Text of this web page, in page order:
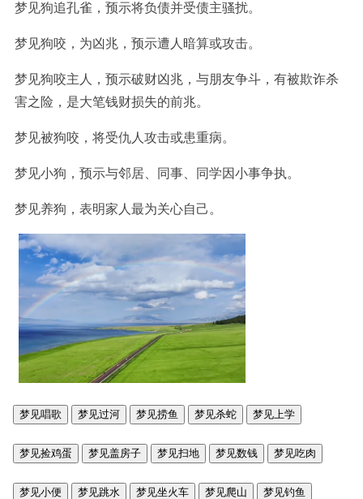
梦见狗追孔雀，预示将负债并受债主骚扰。
梦见狗咬，为凶兆，预示遭人暗算或攻击。
梦见狗咬主人，预示破财凶兆，与朋友争斗，有被欺诈杀
害之险，是大笔钱财损失的前兆。
梦见被狗咬，将受仇人攻击或患重病。
梦见小狗，预示与邻居、同事、同学因小事争执。
梦见养狗，表明家人最为关心自己。
梦见唱歌 梦见过河 梦见捞鱼 梦见杀蛇 梦见上学
梦见捡鸡蛋 梦见盖房子 梦见扫地 梦见数钱 梦见吃肉
梦见小便 梦见跳水 梦见坐火车 梦见爬山 梦见钓鱼